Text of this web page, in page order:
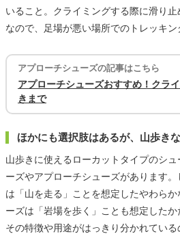
いること。クライミングする際に滑り
なので、足場が悪い場所でのトレッキン
アプローチシューズの記事はこちら
アプローチシューズおすすめ！クラ
きまで
ほかにも選択肢はあるが、山歩き
山歩きに使えるローカットタイプのシ
ーズやアプローチシューズがあります
は「山を走る」ことを想定したやわら
ーズは「岩場を歩く」ことも想定したか
その特徴や用途がはっきり分かれている